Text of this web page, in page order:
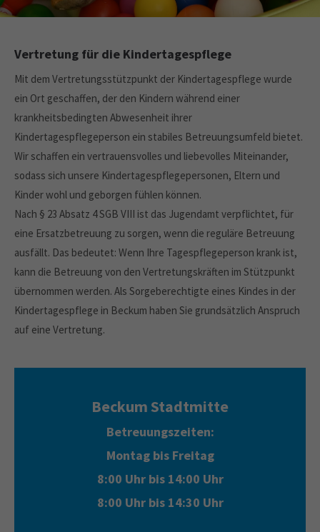
info@yourdomain.com
About us
Lorem ipsum dolor sit amet, consectetuer
adipiscing elit.
Aenean commodo ligula eget dolor. Aenean massa. Cum
sociis natoque penatibus et magnis dis parturient montes,
nascetur ridiculus mus. Donec quam felis, ultricies nec.
Vertretung für die Kindertagespflege
Mit dem Vertretungsstützpunkt der Kindertagespflege wurde
ein Ort geschaffen, der den Kindern während einer
krankheitsbedingten Abwesenheit ihrer
Kindertagespflegeperson ein stabiles Betreuungsumfeld bietet.
Wir schaffen ein vertrauensvolles und liebevolles Miteinander,
sodass sich unsere Kindertagespflegepersonen, Eltern und
Kinder wohl und geborgen fühlen können.
Nach § 23 Absatz 4 SGB VIII ist das Jugendamt verpflichtet, für
eine Ersatzbetreuung zu sorgen, wenn die reguläre Betreuung
ausfällt. Das bedeutet: Wenn Ihre Tagespflegeperson krank ist,
kann die Betreuung von den Vertretungskräften im Stützpunkt
übernommen werden. Als Sorgeberechtigte eines Kindes in der
Kindertagespflege in Beckum haben Sie grundsätzlich Anspruch
auf eine Vertretung.
Beckum Stadtmitte
Betreuungszeiten:
Montag bis Freitag
8:00 Uhr bis 14:00 Uhr
8:00 Uhr bis 14:30 Uhr